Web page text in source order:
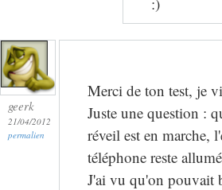
geerk
21/04/2012
permalien
Merci de ton test, je
Juste une question :
réveil est en marche,
téléphone reste
J'ai vu qu'on pouvait